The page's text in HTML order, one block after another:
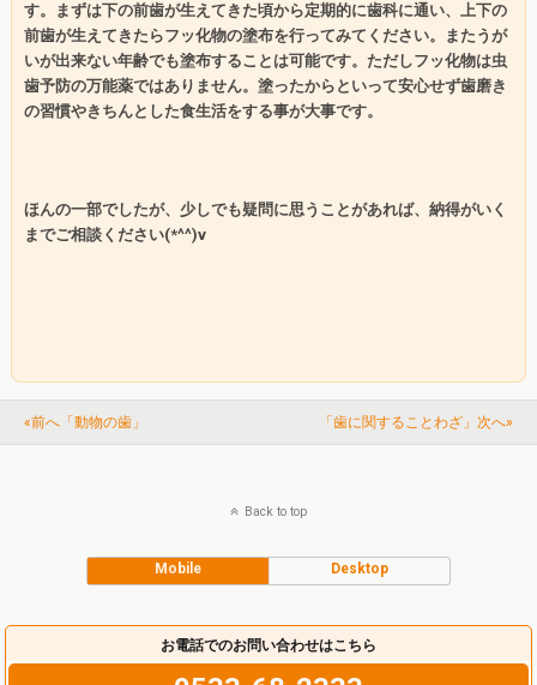
す。まずは下の前歯が生えてきた頃から定期的に歯科に通い、上下の
前歯が生えてきたらフッ化物の塗布を行ってみてください。またうが
いが出来ない年齢でも塗布することは可能です。ただしフッ化物は虫
歯予防の万能薬ではありません。塗ったからといって安心せず歯磨き
の習慣やきちんとした食生活をする事が大事です。
ほんの一部でしたが、少しでも疑問に思うことがあれば、納得がいく
までご相談ください(*^^)v
«前へ「動物の歯」 「歯に関することわざ」次へ»
お電話でのお問い合わせはこちら
Back to top
Mobile Desktop